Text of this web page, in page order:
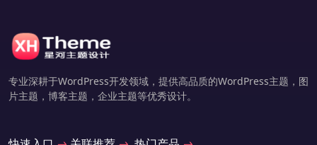
专业深耕于WordPress开发领域，提供高品质的WordPress主题，图
片主题，博客主题，企业主题等优秀设计。